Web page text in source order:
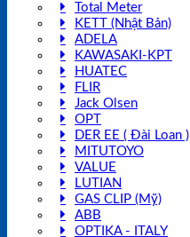
Total Meter
KETT (Nhật Bản)
ADELA
KAWASAKI-KPT
HUATEC
FLIR
Jack Olsen
OPT
DER EE ( Đài Loan )
MITUTOYO
VALUE
LUTIAN
GAS CLIP (Mỹ)
ABB
OPTIKA - ITALY